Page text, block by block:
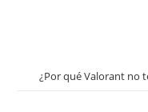
¿Por qué Valorant no